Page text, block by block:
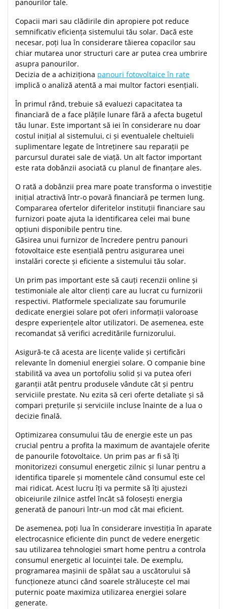
panourilor tale.
Copacii mari sau clădirile din apropiere pot reduce
semnificativ eficiența sistemului tău solar. Dacă este
necesar, poți lua în considerare tăierea copacilor sau
chiar mutarea unor structuri care ar putea crea umbrire
asupra panourilor.
Decizia de a achiziționa panouri fotovoltaice în rate
implică o analiză atentă a mai multor factori esențiali.
În primul rând, trebuie să evaluezi capacitatea ta
financiară de a face plățile lunare fără a afecta bugetul
tău lunar. Este important să iei în considerare nu doar
costul inițial al sistemului, ci și eventualele cheltuieli
suplimentare legate de întreținere sau reparații pe
parcursul duratei sale de viață. Un alt factor important
este rata dobânzii asociată cu planul de finanțare ales.
O rată a dobânzii prea mare poate transforma o investiție
inițial atractivă într-o povară financiară pe termen lung.
Compararea ofertelor diferitelor instituții financiare sau
furnizori poate ajuta la identificarea celei mai bune
opțiuni disponibile pentru tine.
Găsirea unui furnizor de încredere pentru panouri
fotovoltaice este esențială pentru asigurarea unei
instalări corecte și eficiente a sistemului tău solar.
Un prim pas important este să cauți recenzii online și
testimoniale ale altor clienți care au lucrat cu furnizorii
respectivi. Platformele specializate sau forumurile
dedicate energiei solare pot oferi informații valoroase
despre experiențele altor utilizatori. De asemenea, este
recomandat să verifici acreditările furnizorului.
Asigură-te că acesta are licențe valide și certificări
relevante în domeniul energiei solare. O companie bine
stabilită va avea un portofoliu solid și va putea oferi
garanții atât pentru produsele vândute cât și pentru
serviciile prestate. Nu ezita să ceri oferte detaliate și să
compari prețurile și serviciile incluse înainte de a lua o
decizie finală.
Optimizarea consumului tău de energie este un pas
crucial pentru a profita la maximum de avantajele oferite
de panourile fotovoltaice. Un prim pas ar fi să îți
monitorizezi consumul energetic zilnic și lunar pentru a
identifica tiparele și momentele când consumul este cel
mai ridicat. Acest lucru îți va permite să îți ajustezi
obiceiurile zilnice astfel încât să folosești energia
generată de panouri într-un mod cât mai eficient.
De asemenea, poți lua în considerare investiția în aparate
electrocasnice eficiente din punct de vedere energetic
sau utilizarea tehnologiei smart home pentru a controla
consumul energetic al locuinței tale. De exemplu,
programarea mașinii de spălat sau a uscătorului să
funcționeze atunci când soarele strălucește cel mai
puternic poate maximiza utilizarea energiei solare
generate.